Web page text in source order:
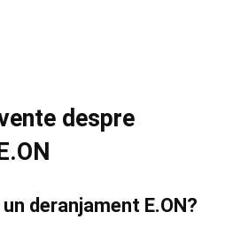
despre
deranjament E.ON?